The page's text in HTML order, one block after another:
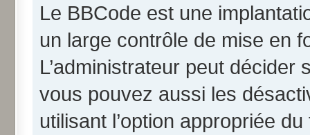
Le BBCode est une
un large contrôle de mise en
L’administrateur peut
vous pouvez aussi les
utilisant l’option appropriée